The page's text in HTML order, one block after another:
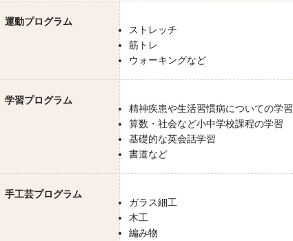
運動プログラム
ストレッチ
筋トレ
ウォーキングなど
学習プログラム
精神疾患や生活習慣病についての学習
算数・社会など小中学校課程の学習
基礎的な英会話学習
書道など
手工芸プログラム
ガラス細工
木工
編み物